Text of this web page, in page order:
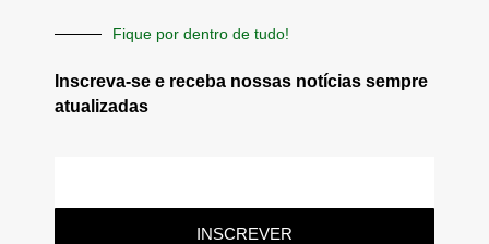
Fique por dentro de tudo!
Inscreva-se e receba nossas notícias sempre
atualizadas
INSCREVER